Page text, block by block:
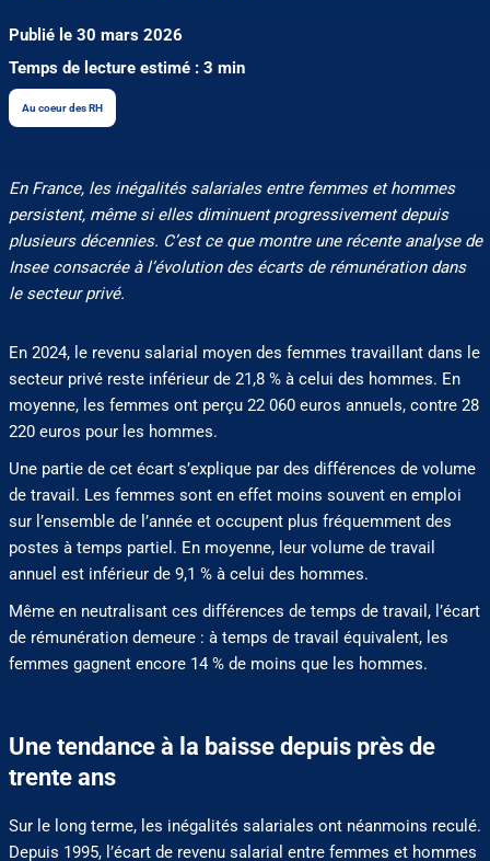
Publié le 30 mars 2026
Temps de lecture estimé : 3 min
Au coeur des RH
En France, les inégalités salariales entre femmes et hommes
persistent, même si elles diminuent progressivement depuis
plusieurs décennies. C’est ce que montre une récente analyse de
Insee consacrée à l’évolution des écarts de rémunération dans
le secteur privé.
En 2024, le revenu salarial moyen des femmes travaillant dans le
secteur privé reste inférieur de 21,8 % à celui des hommes. En
moyenne, les femmes ont perçu 22 060 euros annuels, contre 28
220 euros pour les hommes.
Une partie de cet écart s’explique par des différences de volume
de travail. Les femmes sont en effet moins souvent en emploi
sur l’ensemble de l’année et occupent plus fréquemment des
postes à temps partiel. En moyenne, leur volume de travail
annuel est inférieur de 9,1 % à celui des hommes.
Même en neutralisant ces différences de temps de travail, l’écart
de rémunération demeure : à temps de travail équivalent, les
femmes gagnent encore 14 % de moins que les hommes.
Une tendance à la baisse depuis près de
trente ans
Sur le long terme, les inégalités salariales ont néanmoins reculé.
Depuis 1995, l’écart de revenu salarial entre femmes et hommes